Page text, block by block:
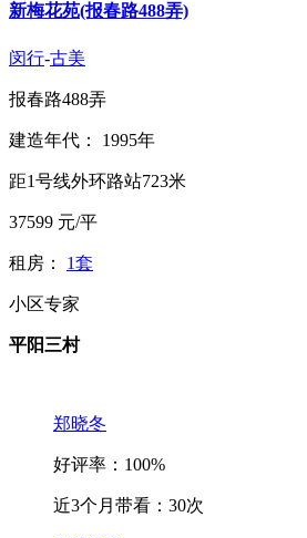
新梅花苑(报春路488弄)
闵行-古美
报春路488弄
建造年代： 1995年
距1号线外环路站723米
37599 元/平
租房： 1套
小区专家
平阳三村
郑晓冬
好评率：100%
近3个月带看：30次